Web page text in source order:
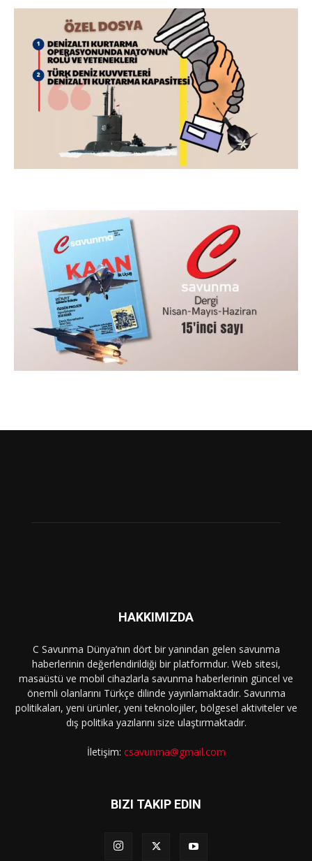
HAKKIMIZDA
C Savunma Dünya’nın dört bir yanından gelen savunma
haberlerinin değerlendirildiği bir platformdur. Web sitesi,
masaüstü ve mobil cihazlarla savunma haberlerinin güncel ve
önemli olanlarını Türkçe dilinde yayınlamaktadır. Savunma
politikaları, yeni ürünler, yeni teknolojiler, bölgesel aktiviteler ve
dış politika yazılarını size ulaştırmaktadır.
İletişim: csavunma@gmail.com
BIZI TAKIP EDIN